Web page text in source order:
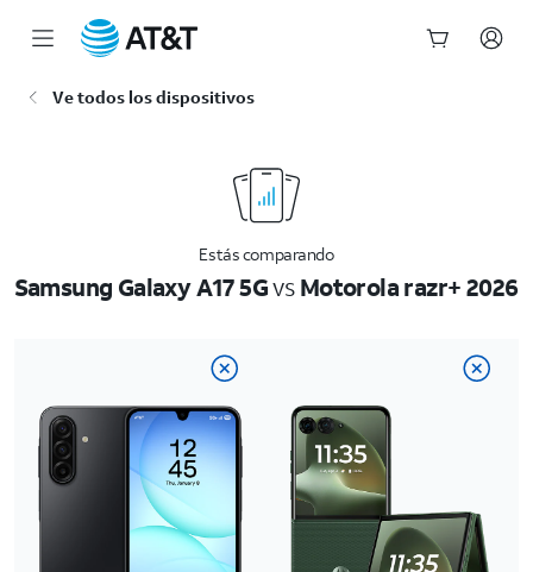
Ve todos los dispositivos
Estás comparando
Samsung Galaxy A17 5GvsMotorola razr+ 2026